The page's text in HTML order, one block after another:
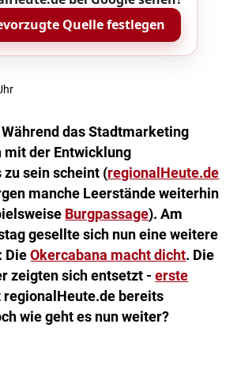
Quelle festlegen
das Stadtmarketing
mit der Entwicklung
zu sein scheint (regionalHeute.de
manche Leerstände weiterhin
Burgpassage). Am
gesellte sich nun eine weitere
DieOkercabana macht dicht. Die
zeigten sich entsetzt -erste
regionalHeute.de bereits
wie geht es nun weiter?